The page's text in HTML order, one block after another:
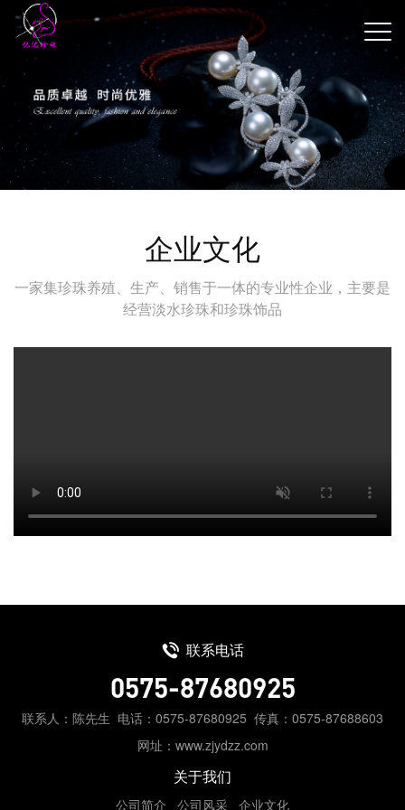
企业文化
一家集珍珠养殖、生产、销售于一体的专业性企业，主要是
经营淡水珍珠和珍珠饰品
联系电话
0575-87680925
联系人：陈先生 电话：0575-87680925 传真：0575-87688603
网址：www.zjydzz.com
关于我们
公司简介 公司风采 企业文化